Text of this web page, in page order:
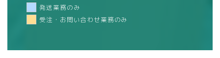
発送業務のみ
受注・お問い合わせ業務のみ